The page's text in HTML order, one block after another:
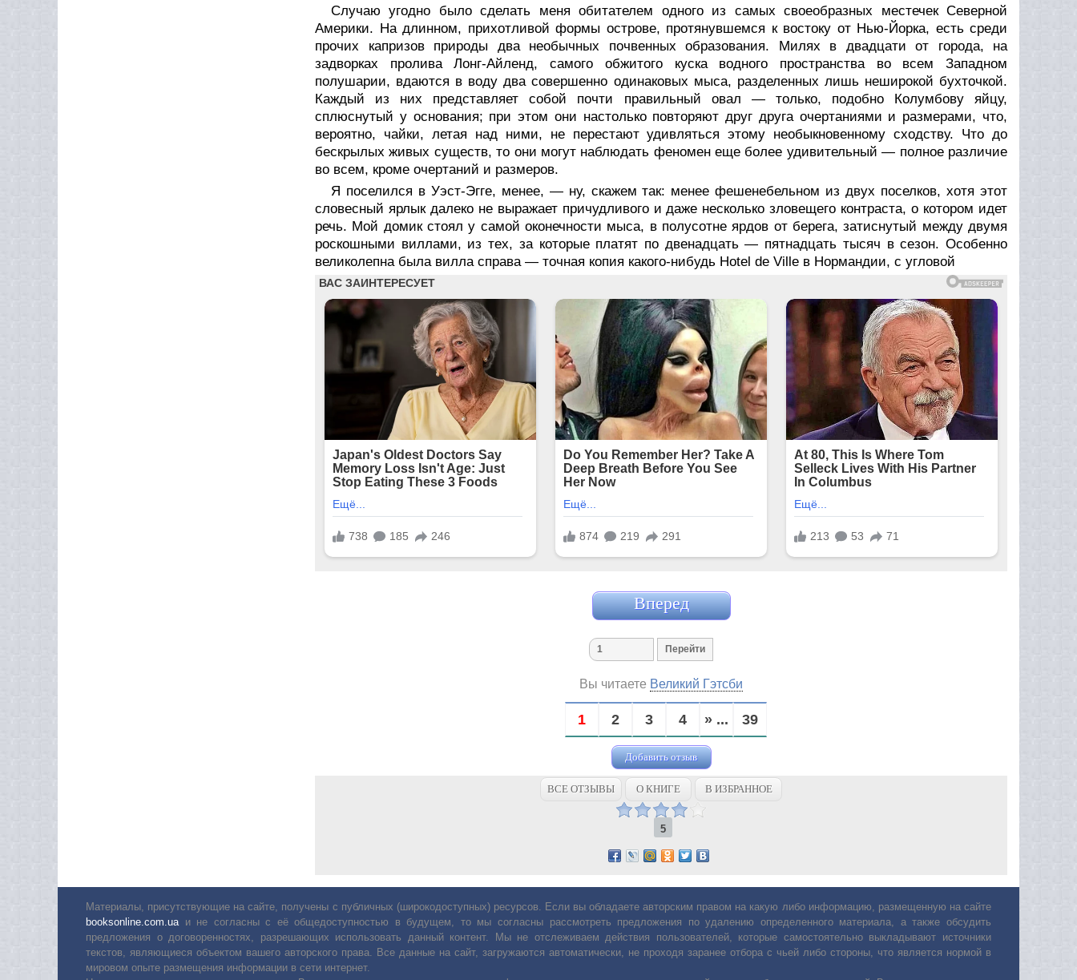
Случаю угодно было сделать меня обитателем одного из самых своеобразных местечек Северной
Америки. На длинном, прихотливой формы острове, протянувшемся к востоку от Нью-Йорка, есть среди
прочих капризов природы два необычных почвенных образования. Милях в двадцати от города, на
задворках пролива Лонг-Айленд, самого обжитого куска водного пространства во всем Западном
полушарии, вдаются в воду два совершенно одинаковых мыса, разделенных лишь неширокой бухточкой.
Каждый из них представляет собой почти правильный овал — только, подобно Колумбову яйцу,
сплюснутый у основания; при этом они настолько повторяют друг друга очертаниями и размерами, что,
вероятно, чайки, летая над ними, не перестают удивляться этому необыкновенному сходству. Что до
бескрылых живых существ, то они могут наблюдать феномен еще более удивительный — полное различие
во всем, кроме очертаний и размеров.
Я поселился в Уэст-Эгге, менее, — ну, скажем так: менее фешенебельном из двух поселков, хотя этот
словесный ярлык далеко не выражает причудливого и даже несколько зловещего контраста, о котором идет
речь. Мой домик стоял у самой оконечности мыса, в полусотне ярдов от берега, затиснутый между двумя
роскошными виллами, из тех, за которые платят по двенадцать — пятнадцать тысяч в сезон. Особенно
великолепна была вилла справа — точная копия какого-нибудь Hotel de Ville в Нормандии, с угловой
Вперед
Вы читаете Великий Гэтсби
1 2 3 4 » ... 39
Добавить отзыв
ВСЕ ОТЗЫВЫ О КНИГЕ В ИЗБРАННОЕ
5
Материалы, присутствующие на сайте, получены с публичных (широкодоступных) ресурсов. Если вы обладаете авторским правом на какую либо информацию, размещенную на сайте
booksonline.com.ua и не согласны с её общедоступностью в будущем, то мы согласны рассмотреть предложения по удалению определенного материала, а также обсудить
предложения о договоренностях, разрешающих использовать данный контент. Мы не отслеживаем действия пользователей, которые самостоятельно выкладывают источники
текстов, являющиеся объектом вашего авторского права. Все данные на сайт, загружаются автоматически, не проходя заранее отбора с чьей либо стороны, что является нормой в
мировом опыте размещения информации в сети интернет.